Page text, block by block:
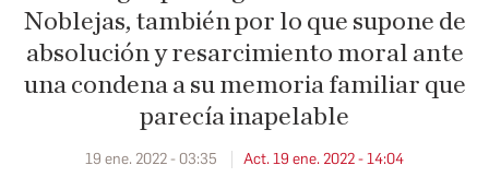
Noblejas, también por lo que supone de
absolución y resarcimiento moral ante
una condena a su memoria familiar que
parecía inapelable
19 ene. 2022 - 03:35 Act. 19 ene. 2022 - 14:04